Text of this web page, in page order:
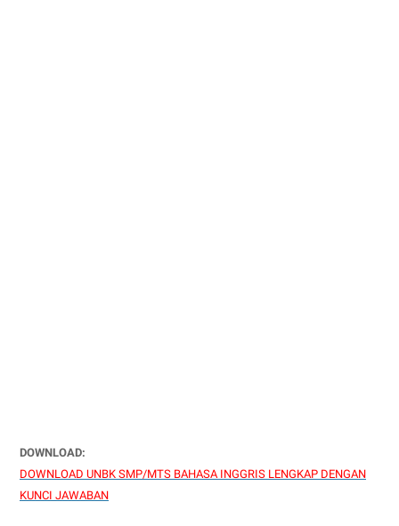
DOWNLOAD:
DOWNLOAD UNBK SMP/MTS BAHASA INGGRIS LENGKAP DENGAN
KUNCI JAWABAN